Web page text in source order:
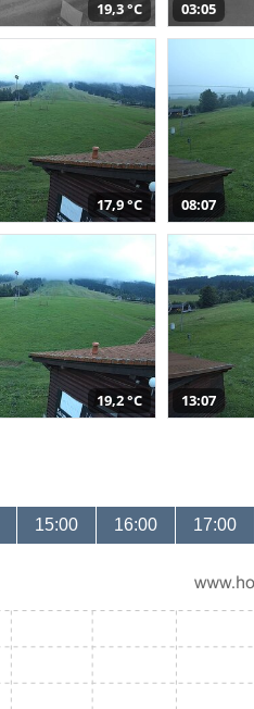
19,3 °C 03:05
17,9 °C 08:07
19,2 °C 13:07
15:00 16:00 17:00